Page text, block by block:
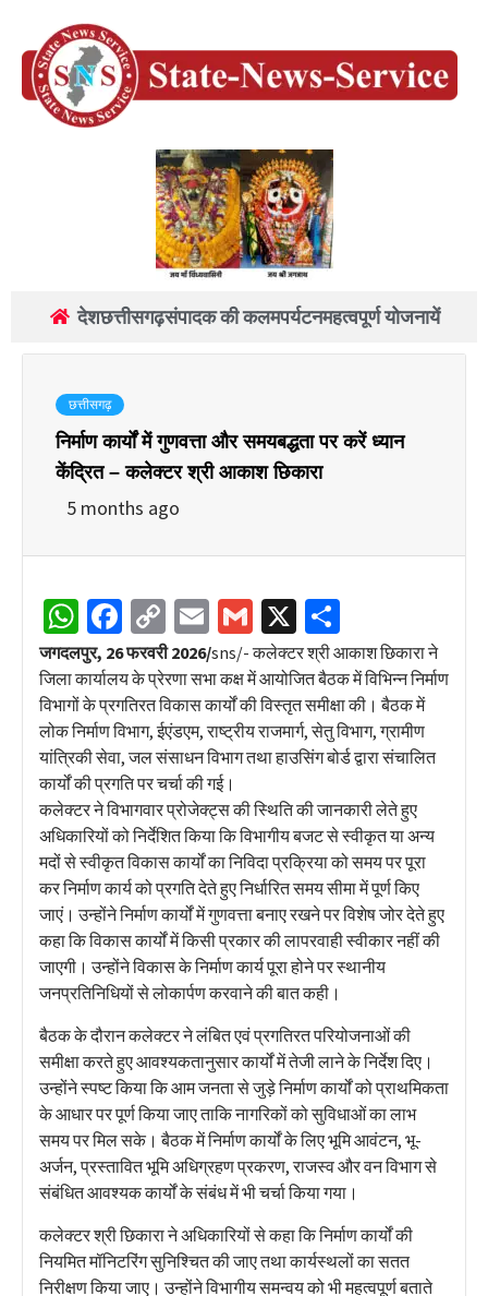
देशछत्तीसगढ़संपादक की कलमपर्यटनमहत्वपूर्ण योजनायें
छत्तीसगढ़
निर्माण कार्यों में गुणवत्ता और समयबद्धता पर करें ध्यान
केंद्रित – कलेक्टर श्री आकाश छिकारा
5 months ago
WhatsApp
Facebook
Copy
Link
EmailGmail
X
जगदलपुर, 26 फरवरी 2026/sns/- कलेक्टर श्री आकाश छिकारा ने
जिला कार्यालय के प्रेरणा सभा कक्ष में आयोजित बैठक में विभिन्न निर्माण
विभागों के प्रगतिरत विकास कार्यों की विस्तृत समीक्षा की। बैठक में
लोक निर्माण विभाग, ईएंडएम, राष्ट्रीय राजमार्ग, सेतु विभाग, ग्रामीण
यांत्रिकी सेवा, जल संसाधन विभाग तथा हाउसिंग बोर्ड द्वारा संचालित
कार्यों की प्रगति पर चर्चा की गई।
कलेक्टर ने विभागवार प्रोजेक्ट्स की स्थिति की जानकारी लेते हुए
अधिकारियों को निर्देशित किया कि विभागीय बजट से स्वीकृत या अन्य
मदों से स्वीकृत विकास कार्यों का निविदा प्रक्रिया को समय पर पूरा
कर निर्माण कार्य को प्रगति देते हुए निर्धारित समय सीमा में पूर्ण किए
जाएं। उन्होंने निर्माण कार्यों में गुणवत्ता बनाए रखने पर विशेष जोर देते हुए
कहा कि विकास कार्यों में किसी प्रकार की लापरवाही स्वीकार नहीं की
जाएगी। उन्होंने विकास के निर्माण कार्य पूरा होने पर स्थानीय
जनप्रतिनिधियों से लोकार्पण करवाने की बात कही।
बैठक के दौरान कलेक्टर ने लंबित एवं प्रगतिरत परियोजनाओं की
समीक्षा करते हुए आवश्यकतानुसार कार्यों में तेजी लाने के निर्देश दिए।
उन्होंने स्पष्ट किया कि आम जनता से जुड़े निर्माण कार्यों को प्राथमिकता
के आधार पर पूर्ण किया जाए ताकि नागरिकों को सुविधाओं का लाभ
समय पर मिल सके। बैठक में निर्माण कार्यों के लिए भूमि आवंटन, भू-
अर्जन, प्रस्तावित भूमि अधिग्रहण प्रकरण, राजस्व और वन विभाग से
संबंधित आवश्यक कार्यों के संबंध में भी चर्चा किया गया।
कलेक्टर श्री छिकारा ने अधिकारियों से कहा कि निर्माण कार्यों की
नियमित मॉनिटरिंग सुनिश्चित की जाए तथा कार्यस्थलों का सतत
निरीक्षण किया जाए। उन्होंने विभागीय समन्वय को भी महत्वपूर्ण बताते